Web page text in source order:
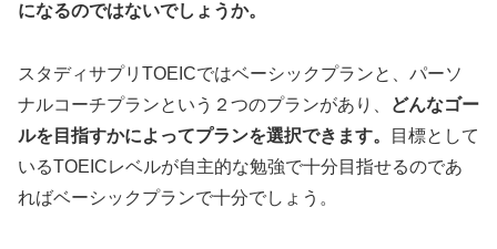
になるのではないでしょうか。
スタディサプリTOEICではベーシックプランと、パーソ
ナルコーチプランという２つのプランがあり、
どんなゴー
ルを目指すかによってプランを選択できます。
目標として
いるTOEICレベルが自主的な勉強で十分目指せるのであ
ればベーシックプランで十分でしょう。